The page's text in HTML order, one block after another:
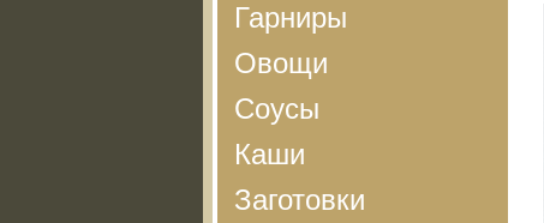
Гарниры
Овощи
Соусы
Каши
Заготовки